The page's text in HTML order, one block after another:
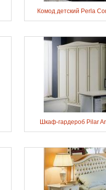
Комод детский Perla
Шкаф-гардероб Pilar